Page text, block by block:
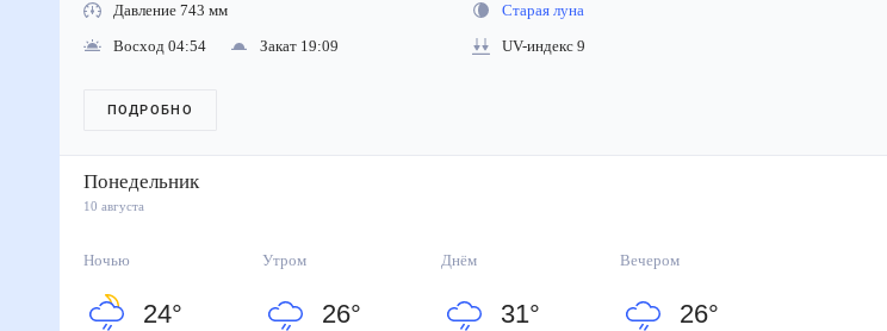
Давление 743 мм
Восход 04:54
Закат 19:09
Старая луна
UV-индекс 9
ПОДРОБНО
Понедельник
10 августа
Ночью
24°
Утром
26°
Днём
31°
Вечером
26°